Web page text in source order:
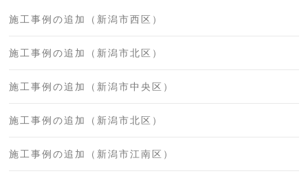
施工事例の追加（新潟市西区）
施工事例の追加（新潟市北区）
施工事例の追加（新潟市中央区）
施工事例の追加（新潟市北区）
施工事例の追加（新潟市江南区）